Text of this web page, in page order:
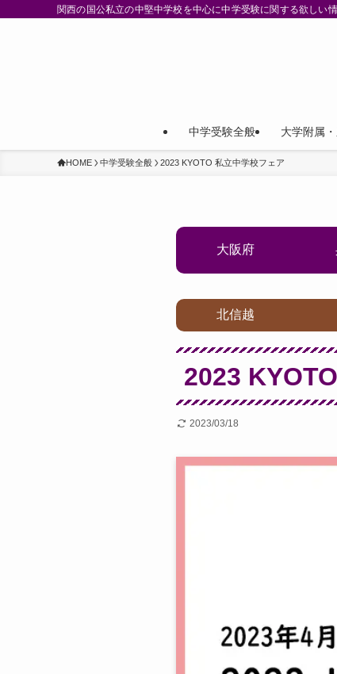
関西の国公私立の中堅中学校を中心に中学受験に関する欲しい
中学受験全般 大学附属
HOME 中学受験全般 2023 KYOTO 私立中学校フェア
大阪府
北信越
2023
2023/03/18